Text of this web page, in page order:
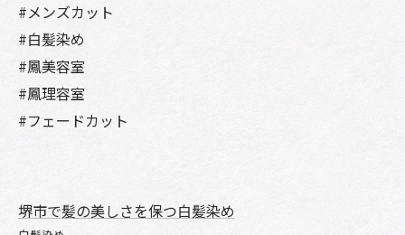
#メンズカット
#白髪染め
#鳳美容室
#鳳理容室
#フェードカット
堺市で髪の美しさを保つ白髪染め